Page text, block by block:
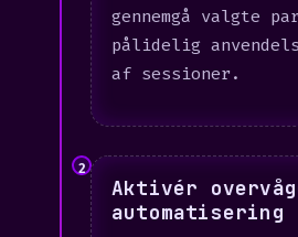
gennemgå valgte
pålidelig
af sessioner.
2
Aktivér
automatisering